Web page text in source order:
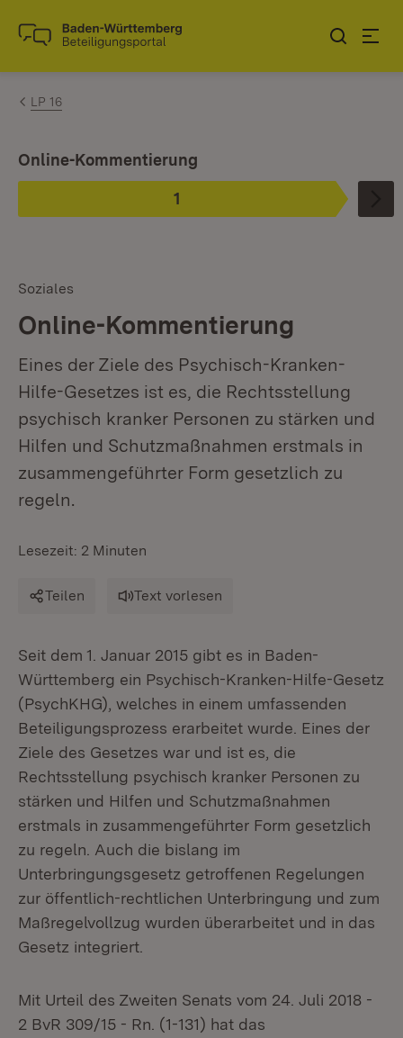
Zum Inhalt springen
Link zur Startseite
LP 16
Phase
1
:
Ist ausgewählt.
Online-Kommentierung
Soziales
Online-Kommentierung
Eines der Ziele des Psychisch-Kranken-
Hilfe-Gesetzes ist es, die Rechtsstellung
psychisch kranker Personen zu stärken und
Hilfen und Schutzmaßnahmen erstmals in
zusammengeführter Form gesetzlich zu
regeln.
Lesezeit: 2 Minuten
Teilen Text vorlesen
Seit dem 1. Januar 2015 gibt es in Baden-
Württemberg ein Psychisch-Kranken-Hilfe-Gesetz
(PsychKHG), welches in einem umfassenden
Beteiligungsprozess erarbeitet wurde. Eines der
Ziele des Gesetzes war und ist es, die
Rechtsstellung psychisch kranker Personen zu
stärken und Hilfen und Schutzmaßnahmen
erstmals in zusammengeführter Form gesetzlich
zu regeln. Auch die bislang im
Unterbringungsgesetz getroffenen Regelungen
zur öffentlich-rechtlichen Unterbringung und zum
Maßregelvollzug wurden überarbeitet und in das
Gesetz integriert.
Mit Urteil des Zweiten Senats vom 24. Juli 2018 -
2 BvR 309/15 - Rn. (1-131) hat das